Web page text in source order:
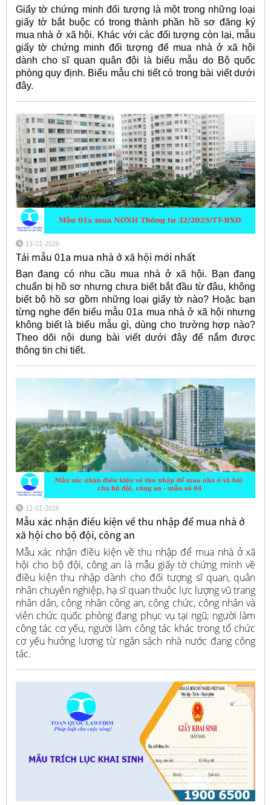
Giấy tờ chứng minh đối tượng là một trong những loại
giấy tờ bắt buộc có trong thành phần hồ sơ đăng ký
mua nhà ở xã hội. Khác với các đối tượng còn lại, mẫu
giấy tờ chứng minh đối tượng để mua nhà ở xã hội
dành cho sĩ quan quân đội là biểu mẫu do Bộ quốc
phòng quy định. Biểu mẫu chi tiết có trong bài viết dưới
đây.
13-01-2026
Tải mẫu 01a mua nhà ở xã hội mới nhất
Bạn đang có nhu cầu mua nhà ở xã hội. Bạn đang
chuẩn bị hồ sơ nhưng chưa biết bắt đầu từ đâu, không
biết bộ hồ sơ gồm những loại giấy tờ nào? Hoặc bạn
từng nghe đến biểu mẫu 01a mua nhà ở xã hội nhưng
không biết là biểu mẫu gì, dùng cho trường hợp nào?
Theo dõi nội dung bài viết dưới đây để nắm được
thông tin chi tiết.
12-01-2026
Mẫu xác nhận điều kiện về thu nhập để mua nhà ở
xã hội cho bộ đội, công an
Mẫu xác nhận điều kiện về thu nhập để mua nhà ở xã
hội cho bộ đội, công an là mẫu giấy tờ chứng minh về
điều kiện thu nhập dành cho đối tượng sĩ quan, quân
nhân chuyên nghiệp, hạ sĩ quan thuộc lực lượng vũ trang
nhân dân, công nhân công an, công chức, công nhân và
viên chức quốc phòng đang phục vụ tại ngũ; người làm
công tác cơ yếu, người làm công tác khác trong tổ chức
cơ yếu hưởng lương từ ngân sách nhà nước đang công
tác.